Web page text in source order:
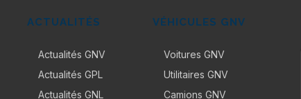
ACTUALITÉS
Actualités GNV
Actualités GPL
Actualités GNL
VÉHICULES GNV
Voitures GNV
Utilitaires GNV
Camions GNV